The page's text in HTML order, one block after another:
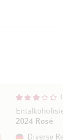
2024 Rosé